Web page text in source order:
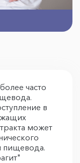
часто
в
может
пищевода.